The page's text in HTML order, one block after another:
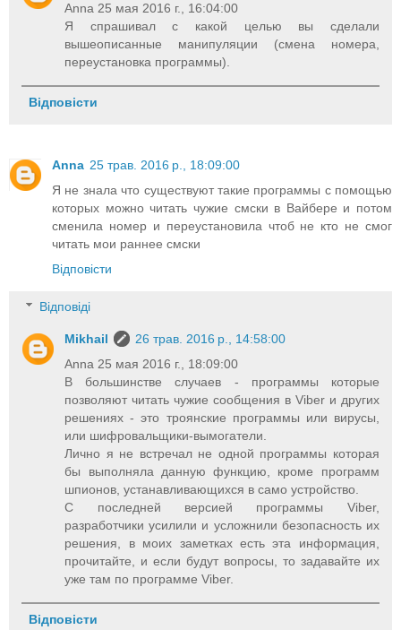
Anna 25 мая 2016 г., 16:04:00
Я спрашивал с какой целью вы сделали
вышеописанные манипуляции (смена номера,
переустановка программы).
Відповісти
Anna 25 трав. 2016 р., 18:09:00
Я не знала что существуют такие программы с помощью
которых можно читать чужие смски в Вайбере и потом
сменила номер и переустановила чтоб не кто не смог
читать мои раннее смски
Відповісти
Відповіді
Mikhail
26 трав. 2016 р., 14:58:00
Anna 25 мая 2016 г., 18:09:00
В большинстве случаев - программы которые
позволяют читать чужие сообщения в Viber и других
решениях - это троянские программы или вирусы,
или шифровальщики-вымогатели.
Лично я не встречал не одной программы которая
бы выполняла данную функцию, кроме программ
шпионов, устанавливающихся в само устройство.
С последней версией программы Viber,
разработчики усилили и усложнили безопасность их
решения, в моих заметках есть эта информация,
прочитайте, и если будут вопросы, то задавайте их
уже там по программе Viber.
Відповісти